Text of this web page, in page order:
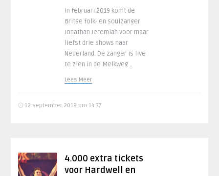
In februari 2019 komt de
Britse folk- en soulzanger
Jonathan Jeremiah voor maar
liefst drie shows naar
Nederland. De zanger is live
te zien in de Melkweg ..
Lees Meer
12 september 2018 om 14:37
4.000 extra tickets
voor Hardwell en